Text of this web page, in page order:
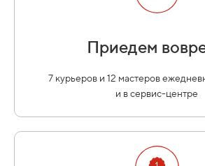
Приедем
7 курьеров и 12 мастеров
и в сервис-центре